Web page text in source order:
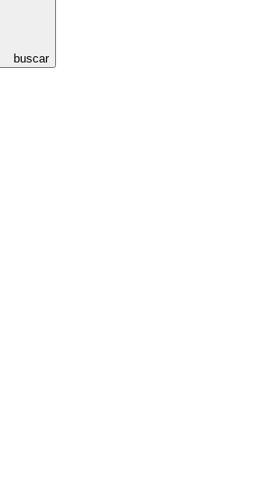
buscar